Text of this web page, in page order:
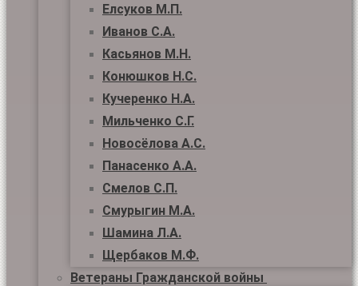
Елсуков М.П.
Иванов С.А.
Касьянов М.Н.
Конюшков Н.С.
Кучеренко Н.А.
Мильченко С.Г.
Новосёлова А.С.
Панасенко А.А.
Смелов С.П.
Смурыгин М.А.
Шамина Л.А.
Щербаков М.Ф.
Ветераны Гражданской войны